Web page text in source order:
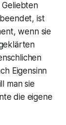
ist
wenn sie
Eigensinn
man sie
die eigene